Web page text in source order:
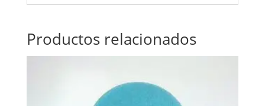
Productos relacionados